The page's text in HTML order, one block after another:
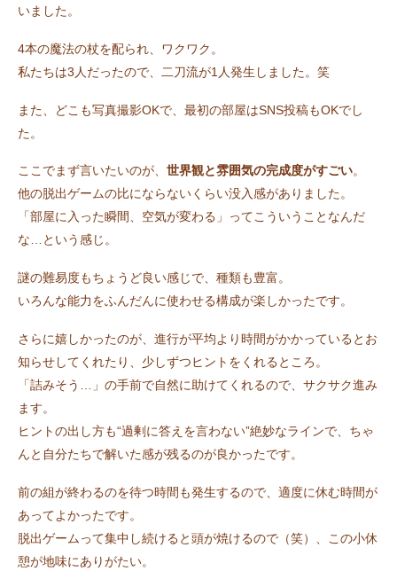
いました。
4本の魔法の杖を配られ、ワクワク。
私たちは3人だったので、二刀流が1人発生しました。笑
また、どこも写真撮影OKで、最初の部屋はSNS投稿もOKでし
た。
ここでまず言いたいのが、 世界観と雰囲気の完成度がすごい。
他の脱出ゲームの比にならないくらい没入感がありました。
「部屋に入った瞬間、空気が変わる」ってこういうことなんだ
な…という感じ。
謎の難易度もちょうど良い感じで、種類も豊富。
いろんな能力をふんだんに使わせる構成が楽しかったです。
さらに嬉しかったのが、進行が平均より時間がかかっているとお
知らせしてくれたり、少しずつヒントをくれるところ。
「詰みそう…」の手前で自然に助けてくれるので、サクサク進み
ます。
ヒントの出し方も“過剰に答えを言わない”絶妙なラインで、ちゃ
んと自分たちで解いた感が残るのが良かったです。
前の組が終わるのを待つ時間も発生するので、適度に休む時間が
あってよかったです。
脱出ゲームって集中し続けると頭が焼けるので（笑）、この小休
憩が地味にありがたい。